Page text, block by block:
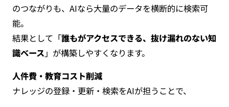
のつながりも、AIなら大量のデータを横断的に検索可
能。
結果として「誰もがアクセスできる、抜け漏れのない知
識ベース 」が構築しやすくなります。
人件費・教育コスト削減
ナレッジの登録・更新・検索をAIが担うことで、